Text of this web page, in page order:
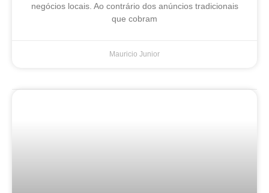
negócios locais. Ao contrário dos anúncios tradicionais
que cobram
Mauricio Junior